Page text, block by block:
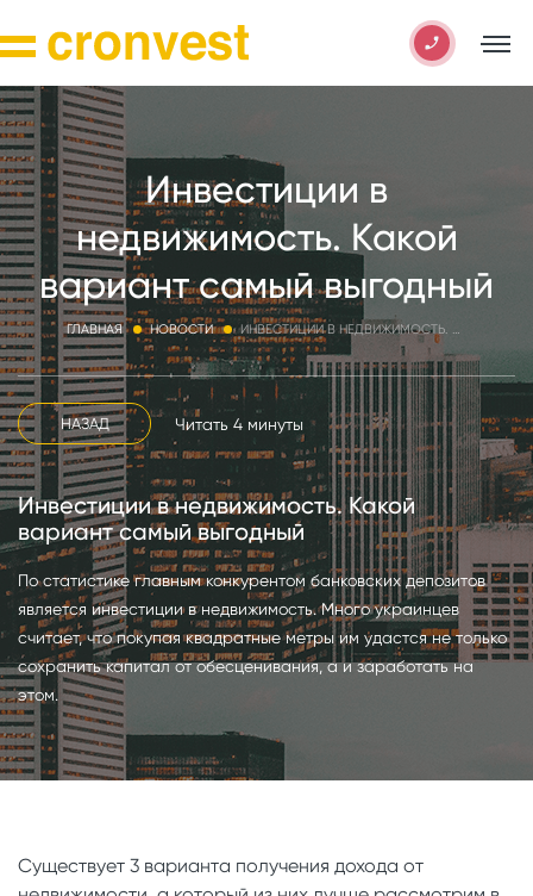
Инвестиции в
недвижимость. Какой
вариант самый выгодный
ГЛАВНАЯ НОВОСТИ ИНВЕСТИЦИИ В НЕДВИЖИМОСТЬ. КАКОЙ ВАРИАНТ САМЫЙ ВЫГОДНЫЙ
НАЗАД Читать 4 минуты
Инвестиции в недвижимость. Какой
вариант самый выгодный
По статистике главным конкурентом банковских депозитов
является инвестиции в недвижимость. Много украинцев
считает, что покупая квадратные метры им удастся не только
сохранить капитал от обесценивания, а и заработать на
этом.
Существует 3 варианта получения дохода от